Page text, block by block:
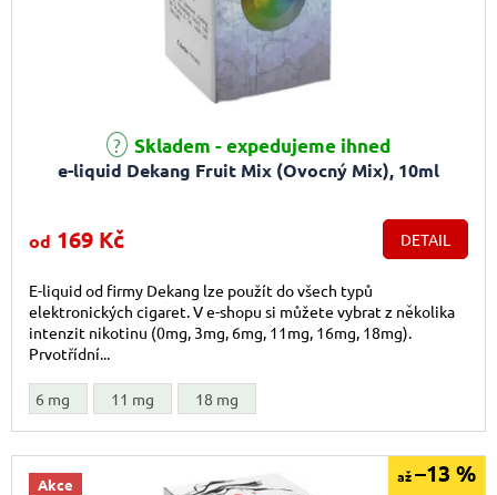
e-liquid Dekang Fruit Mix (Ovocný Mix), 10ml
Průměrné hodnocení produktu je 5,0 z 5 hvězdiček.
Skladem - expedujeme ihned
od 169 Kč DETAIL
E-liquid od firmy Dekang lze použít do všech typů
elektronických cigaret. V e-shopu si můžete vybrat z několika
intenzit nikotinu (0mg, 3mg, 6mg, 11mg, 16mg, 18mg).
Prvotřídní...
6 mg 11 mg 18 mg
Akce
až–13 %